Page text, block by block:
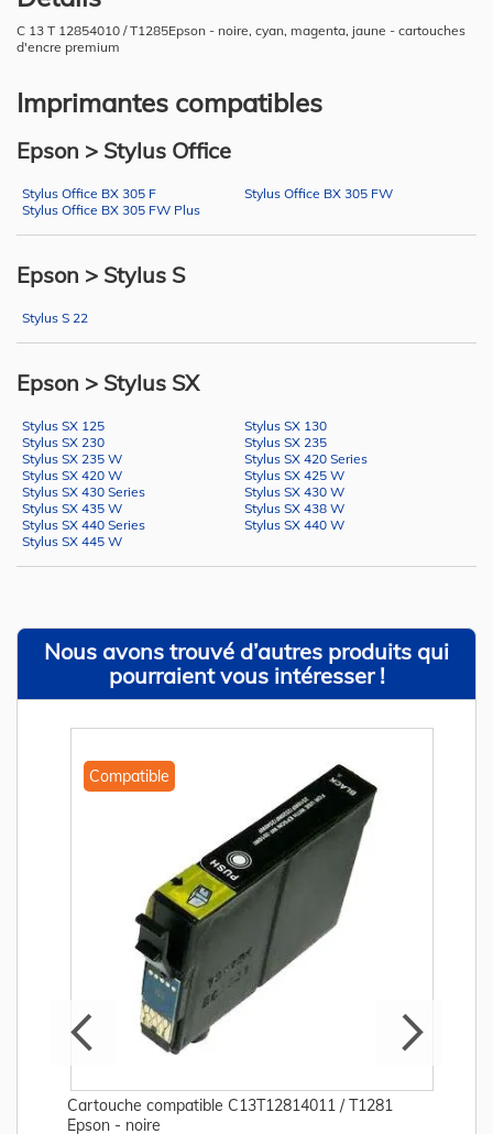
C 13 T 12854010 / T1285Epson - noire, cyan, magenta, jaune - cartouches
d'encre premium
Imprimantes compatibles
Epson > Stylus Office
Stylus Office BX 305 F
Stylus Office BX 305 FW
Stylus Office BX 305 FW Plus
Epson > Stylus S
Stylus S 22
Epson > Stylus SX
Stylus SX 125
Stylus SX 130
Stylus SX 230
Stylus SX 235
Stylus SX 235 W
Stylus SX 420 Series
Stylus SX 420 W
Stylus SX 425 W
Stylus SX 430 Series
Stylus SX 430 W
Stylus SX 435 W
Stylus SX 438 W
Stylus SX 440 Series
Stylus SX 440 W
Stylus SX 445 W
Nous avons trouvé d’autres produits qui
pourraient vous intéresser !
Compatible
Cartouche compatible C13T12814011 / T1281
Epson - noire